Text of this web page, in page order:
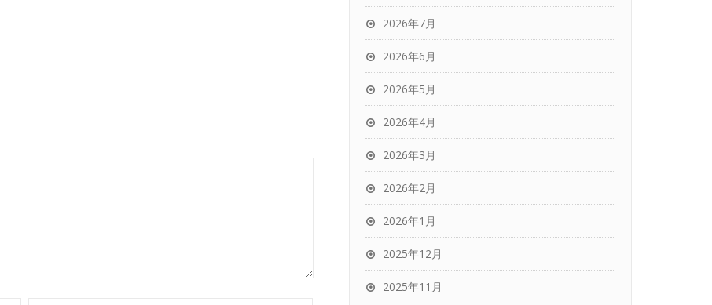
2026年7月
2026年6月
2026年5月
2026年4月
2026年3月
2026年2月
2026年1月
2025年12月
2025年11月